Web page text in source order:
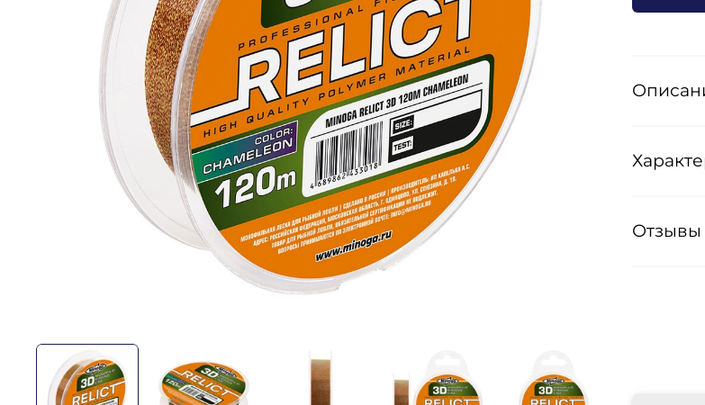
Отзывы